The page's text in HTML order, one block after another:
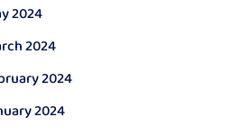
2024
2024
2024
2024